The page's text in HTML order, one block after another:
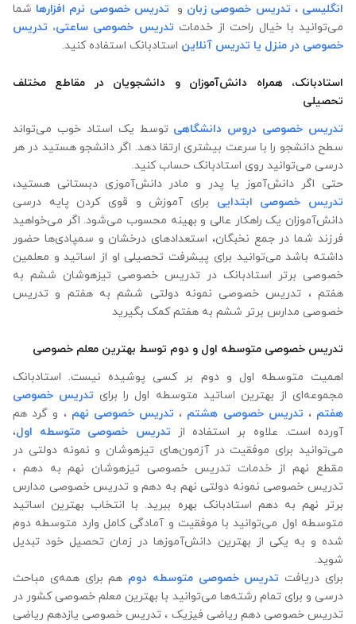
انگلیسی، تدریس خصوصی زبان و تدریس خصوصی نرم افزارها شما
می‌توانید با خیال راحت از خدمات تدریس خصوصی ساعتی، تدریس
خصوصی در منزل یا تدریس آنلاین استادبانک استفاده کنید.
استادبانک، همراه دانش‌آموزان و دانشجویان در مقاطع مختلف
تحصیلی
تدریس خصوصی دروس دانشگاهیتوسط یک استاد خوب می‌تواند
سطح دانشجو را با سرعت بیشتری ارتقا دهد. اگر دانشجو هستید در هر
درسی می‌توانید روی استادبانک حساب کنید.
حتی اگر دانش‌آموز یا پدر و مادر دانش‌آموزی دبستانی هستید،
تدریس خصوصی ابتدایی برای آموزش و قوی کردن پایه درسی
دانش‌آموزان یک راهکار عالی و بهینه محسوب می‌شود. اگر می‌خواهید
فرزند شما در جمع نخبگان، استعدادهای درخشان و سمپادی‌ها حضور
داشته باشد می‌توانید برای پیشرفت تحصیلی او از اساتید و معلمین
خصوصی برتر استادبانک در تدریس خصوصی تیزهوشان ششم به
هفتم ، تدریس خصوصی نمونه دولتی ششم به هفتم و تدریس
خصوصی مدارس برتر ششم به هفتم کمک بگیرید
تدریس خصوصی متوسطه اول و دوم توسط بهترین معلم خصوصی
اهمیت متوسطه اول و دوم بر کسی پوشیده نیست. استادبانک
مجموعه‌ای از بهترین اساتید متوسطه اول را برای تدریس خصوصی
هفتم، تدریس خصوصی هشتم ، تدریس خصوصی نهم، و گرد هم
آورده است. علاوه ‌بر استفاده از تدریس خصوصی متوسطه اول،
می‌توانید برای موفقیت در آزمون‌های تیزهوشان و نمونه دولتی در
مقطع نهم از خدمات تدریس خصوصی تیزهوشان نهم به دهم ،
تدریس خصوصی نمونه دولتی نهم به دهم و تدریس خصوصی مدارس
برتر نهم به دهم استادبانک بهره‌ ببرید. با انتخاب بهترین اساتید
متوسطه اول می‌توانید با موفقیت و آمادگی کامل وارد متوسطه دوم
شده و به یکی از بهترین دانش‌آموزها در زمان تحصیل خود تبدیل
شوید.
برای دریافت تدریس خصوصی متوسطه دوم هم برای همه‌ی مباحث
درسی و برای تمام رشته‌ها می‌‌‌‌‌‌توانید با بهترین معلم خصوصی کشور در
تدریس خصوصی دهم ریاضی فیزیک ، تدریس خصوصی یازدهم ریاضی